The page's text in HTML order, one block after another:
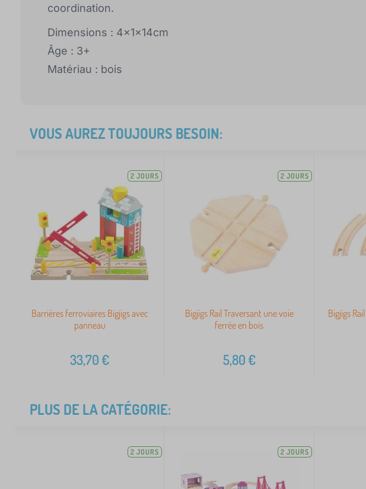
coordination.
Dimensions : 4x1x14cm
Âge : 3+
Matériau : bois
VOUS AUREZ TOUJOURS BESOIN:
2 JOURS
Barrières ferroviaires Bigjigs avec
panneau
33,70€
2 JOURS
Bigjigs Rail Traversant une voie
ferrée en bois
5,80€
Bigjigs
PLUS DE LA CATÉGORIE:
2 JOURS 2 JOURS